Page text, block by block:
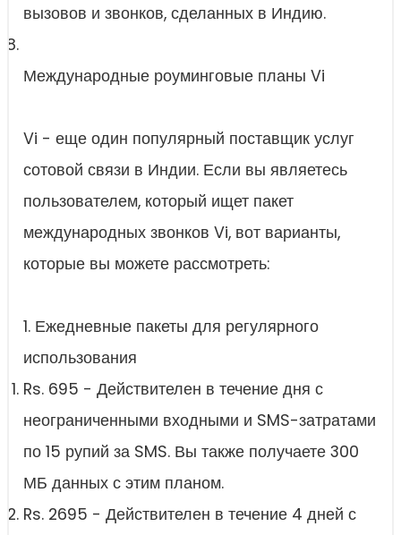
вызовов и звонков, сделанных в Индию.
Международные роуминговые планы Vi
Vi - еще один популярный поставщик услуг
сотовой связи в Индии. Если вы являетесь
пользователем, который ищет пакет
международных звонков Vi, вот варианты,
которые вы можете рассмотреть:
1. Ежедневные пакеты для регулярного
использования
Rs. 695 - Действителен в течение дня с
неограниченными входными и SMS-затратами
по 15 рупий за SMS. Вы также получаете 300
МБ данных с этим планом.
Rs. 2695 - Действителен в течение 4 дней с